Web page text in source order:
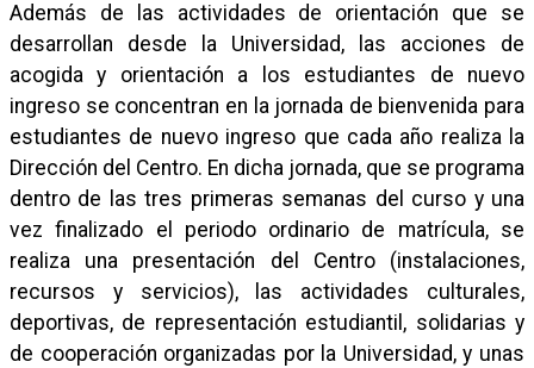
Además de las actividades de orientación que se
desarrollan desde la Universidad, las acciones de
acogida y orientación a los estudiantes de nuevo
ingreso se concentran en la jornada de bienvenida para
estudiantes de nuevo ingreso que cada año realiza la
Dirección del Centro. En dicha jornada, que se programa
dentro de las tres primeras semanas del curso y una
vez finalizado el periodo ordinario de matrícula, se
realiza una presentación del Centro (instalaciones,
recursos y servicios), las actividades culturales,
deportivas, de representación estudiantil, solidarias y
de cooperación organizadas por la Universidad, y unas